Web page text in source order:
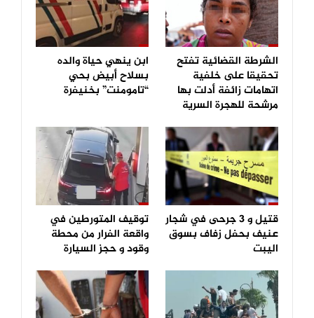
الشرطة القضائية تفتح
تحقيقا على خلفية
اتهامات زائفة أدلت بها
مرشحة للهجرة السرية
ابن ينهي حياة والده
بسلاح أبيض بحي
“تامومنت” بخنيفرة
قتيل و 3 جرحى في شجار
عنيف بحفل زفاف بسوق
اليبت
توقيف المتورطين في
واقعة الفرار من محطة
وقود و حجز السيارة